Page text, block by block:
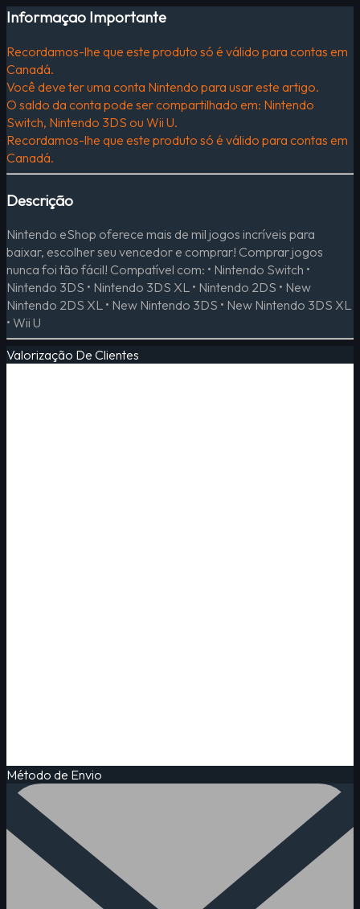
Informaçao Importante
Recordamos-lhe que este produto só é válido para contas em
Canadá.
Você deve ter uma conta Nintendo para usar este artigo.
O saldo da conta pode ser compartilhado em: Nintendo
Switch, Nintendo 3DS ou Wii U.
Recordamos-lhe que este produto só é válido para contas em
Canadá.
Descrição
Nintendo eShop oferece mais de mil jogos incríveis para
baixar, escolher seu vencedor e comprar! Comprar jogos
nunca foi tão fácil! Compatível com: • Nintendo Switch •
Nintendo 3DS • Nintendo 3DS XL • Nintendo 2DS • New
Nintendo 2DS XL • New Nintendo 3DS • New Nintendo 3DS XL
• Wii U
Valorização De Clientes
Método de Envio